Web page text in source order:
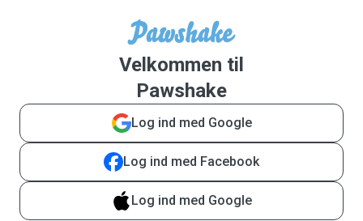
Velkommen til
Pawshake
Log ind med Google
Log ind med Facebook
Log ind med Google